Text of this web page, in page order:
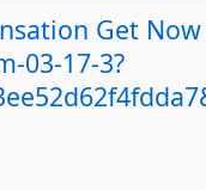
Get
03-17-3?